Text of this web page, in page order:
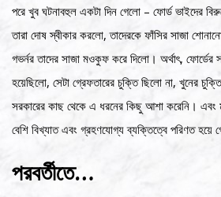
পরে খুব ঘটনাবহুল একটা দিন গেলো – ফোর্ড ভাইদের
তারা দোষ স্বীকার করলো, তাদেরকে ফাঁসির সাজা
গভর্নর তাদের সাজা মওকুফ করে দিলো। অর্থাৎ, ফোর্ডের
হয়েছিলো, সেটা গ্রেফতারের চুক্তি ছিলো না, খুনের
সরকারের কাছ থেকে এ ধরনের কিছু আশা করেনি।
বেশি বিখ্যাত এবং গ্রহণযোগ্য ব্যক্তিত্বে পরিণত হয়ে
পরবর্তীতে…